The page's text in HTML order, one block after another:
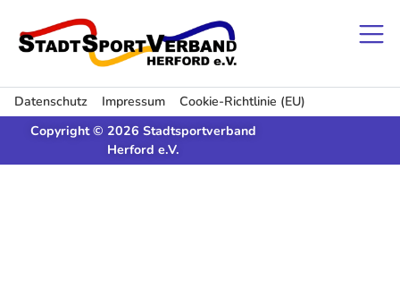
Datenschutz Impressum
Cookie-Richtlinie (EU)
Copyright © 2026 Stadtsportverband
Herford e.V.